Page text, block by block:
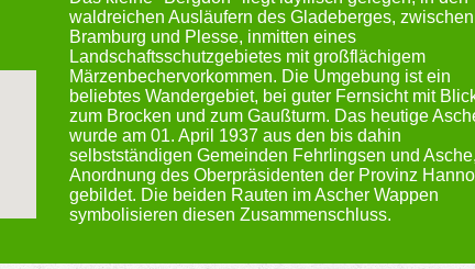
waldreichen Ausläufern des Gladeberges, zwischen
Bramburg und Plesse, inmitten eines
Landschaftsschutzgebietes mit großflächigem
Märzenbechervorkommen. Die Umgebung ist ein
beliebtes Wandergebiet, bei guter Fernsicht mit
zum Brocken und zum Gaußturm. Das heutige
wurde am 01. April 1937 aus den bis dahin
selbstständigen Gemeinden Fehrlingsen und
Anordnung des Oberpräsidenten der Provinz
gebildet. Die beiden Rauten im Ascher Wappen
symbolisieren diesen Zusammenschluss.